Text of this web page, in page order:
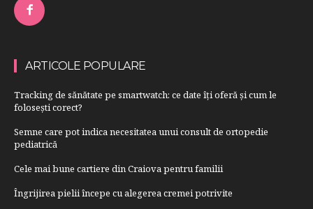
ARTICOLE POPULARE
Tracking de sănătate pe smartwatch: ce date îți oferă și cum le
folosești corect?
Semne care pot indica necesitatea unui consult de ortopedie
pediatrică
Cele mai bune cartiere din Craiova pentru familii
Îngrijirea pielii începe cu alegerea cremei potrivite